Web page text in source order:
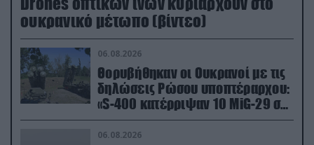
ουκρανικό μέτωπο (βίντεο)
06.08.2026
Θορυβήθηκαν οι Ουκρανοί με τις
δηλώσεις Ρώσου υποπτέραρχου:
«S-400 κατέρριψαν 10 MiG-29 σε
μόλις μια μέρα!»
06.08.2026